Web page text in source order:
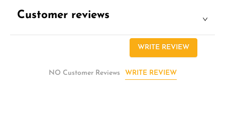
Customer reviews
WRITE REVIEW
NO Customer Reviews WRITE REVIEW